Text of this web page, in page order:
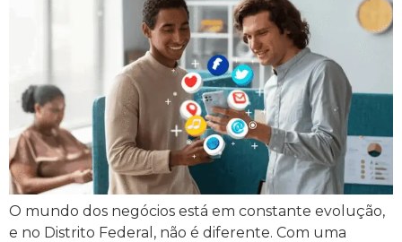
O mundo dos negócios está em constante evolução,
e no Distrito Federal, não é diferente. Com uma